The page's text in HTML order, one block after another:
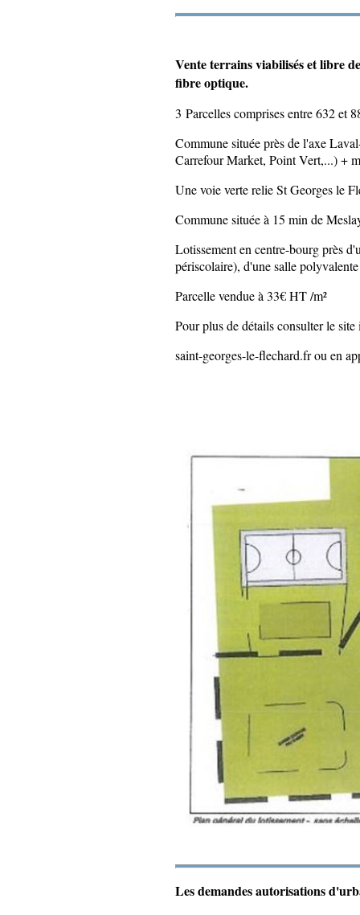
Vente terrains viabilisés et libre
fibre optique.
3 Parcelles comprises entre 632 et
Commune située près de l'axe
Carrefour Market, Point Vert,...) +
Une voie verte relie St Georges le
Commune située à 15 min de
Lotissement en centre-bourg près
périscolaire), d'une salle
Parcelle vendue à 33€ HT /m²
Pour plus de détails consulter le
saint-georges-le-flechard.fr ou en
Les demandes autorisations